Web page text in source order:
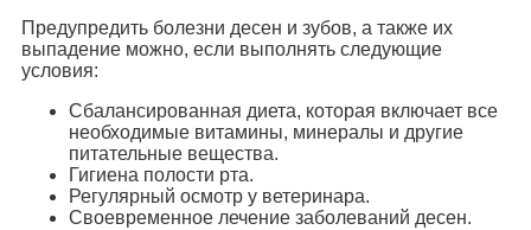
Предупредить болезни десен и зубов, а также их
выпадение можно, если выполнять следующие
условия:
Сбалансированная диета, которая включает все
необходимые витамины, минералы и другие
питательные вещества.
Гигиена полости рта.
Регулярный осмотр у ветеринара.
Своевременное лечение заболеваний десен.